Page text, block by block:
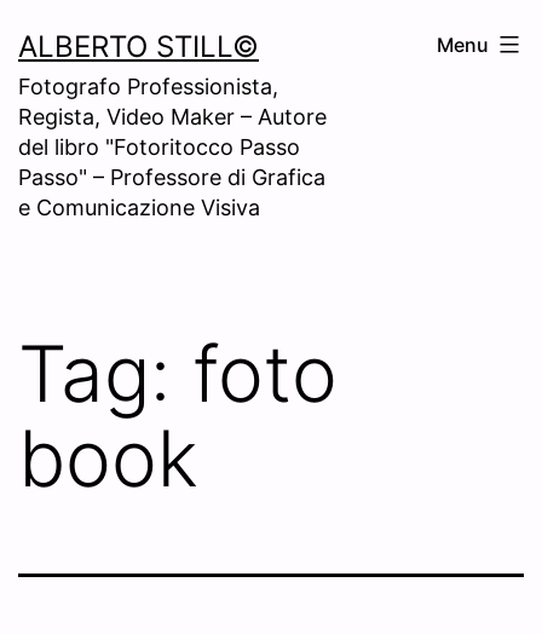
to
content
ALBERTO STILL©
Fotografo Professionista,
Regista, Video Maker – Autore
del libro "Fotoritocco Passo
Passo" – Professore di Grafica
e Comunicazione Visiva
Menu
Tag: foto
book